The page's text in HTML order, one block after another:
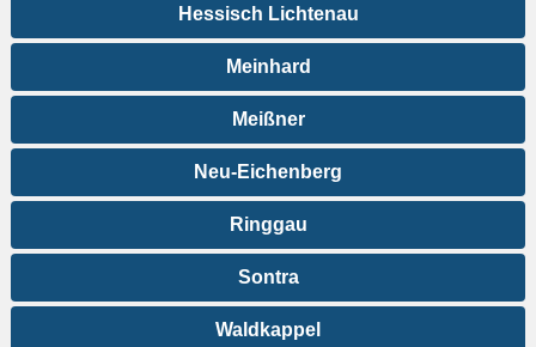
Hessisch Lichtenau
Meinhard
Meißner
Neu-Eichenberg
Ringgau
Sontra
Waldkappel